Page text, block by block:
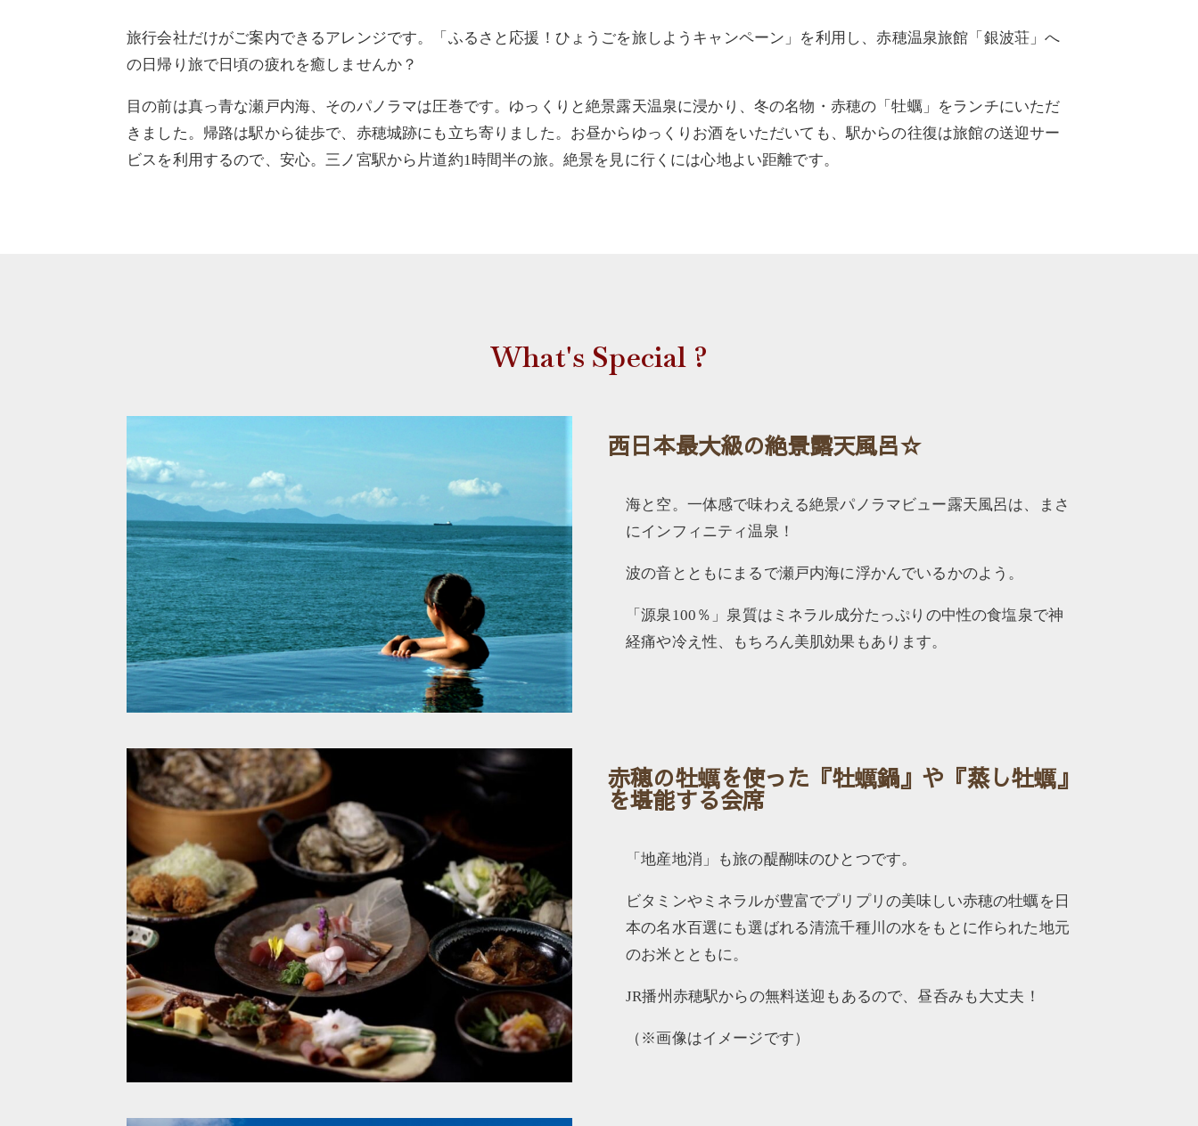
旅行会社だけがご案内できるアレンジです。
「ふるさと応援！ひょうごを旅しようキャンペーン」を利用し、赤穂温泉旅館「銀波荘」へ
の日帰り旅で日頃の疲れを癒しませんか？
目の前は真っ青な瀬戸内海、そのパノラマは圧巻です。ゆっくりと絶景露天温泉に浸かり、冬の名物・赤穂の「牡蠣」をランチにいただ
きました。帰路は駅から徒歩で、赤穂城跡にも立ち寄りました。お昼からゆっくりお酒をいただいても、駅からの往復は旅館の送迎サー
ビスを利用するので、安心。三ノ宮駅から片道約1時間半の旅。絶景を見に行くには心地よい距離です。
What's Special ?
西日本最大級の絶景露天風呂☆
海と空。一体感で味わえる絶景パノラマビュー露天風呂は、まさ
にインフィニティ温泉！
波の音とともにまるで瀬戸内海に浮かんでいるかのよう。
「源泉100％」泉質はミネラル成分たっぷりの中性の食塩泉で神
経痛や冷え性、もちろん美肌効果もあります。
赤穂の牡蠣を使った『牡蠣鍋』や『蒸し牡蠣』
を堪能する会席
「地産地消」も旅の醍醐味のひとつです。
ビタミンやミネラルが豊富でプリプリの美味しい赤穂の牡蠣を日
本の名水百選にも選ばれる清流千種川の水をもとに作られた地元
のお米とともに。
JR播州赤穂駅からの無料送迎もあるので、昼呑みも大丈夫！
（※画像はイメージです）